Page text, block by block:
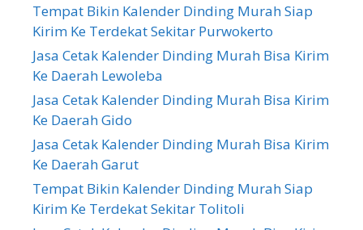
Tempat Bikin Kalender Dinding Murah Siap
Kirim Ke Terdekat Sekitar Purwokerto
Jasa Cetak Kalender Dinding Murah Bisa Kirim
Ke Daerah Lewoleba
Jasa Cetak Kalender Dinding Murah Bisa Kirim
Ke Daerah Gido
Jasa Cetak Kalender Dinding Murah Bisa Kirim
Ke Daerah Garut
Tempat Bikin Kalender Dinding Murah Siap
Kirim Ke Terdekat Sekitar Tolitoli